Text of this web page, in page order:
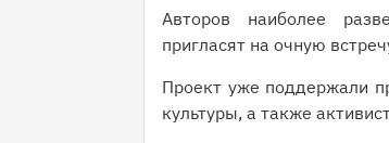
Авторов наиболее
пригласят на очную
Проект уже поддержали
культуры, а также